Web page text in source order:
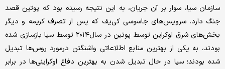
سازمان سیا، سوار بر آن جریان، به این نتیجه رسیده بود که پوتین قصد
جنگ دارد. سرویس‌های جاسوسی کی‌یف که پس از تصرف کریمه و دیگر
بخش‌های شرق اوکراین توسط پوتین در سال۲۰۱۴ توسط سیا بازسازی شده
بودند، به یکی از بهترین منابع اطلاعاتی واشنگتن درمورد روس‌ها تبدیل
شده بودند؛ سیا در حال تبدیل شدن به بهترین دفاع اوکراینی‌ها در برابر